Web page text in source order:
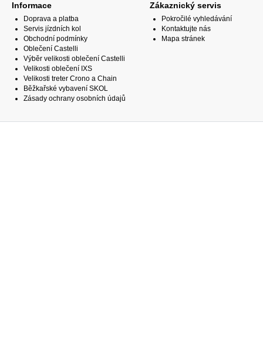
Informace
Doprava a platba
Servis jízdních kol
Obchodní podmínky
Oblečení Castelli
Výběr velikosti oblečení Castelli
Velikosti oblečení IXS
Velikosti treter Crono a Chain
Běžkařské vybavení SKOL
Zásady ochrany osobních údajů
Zákaznický servis
Pokročilé vyhledávání
Kontaktujte nás
Mapa stránek